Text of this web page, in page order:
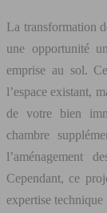
La transformation
une opportunité
emprise au sol.
l’espace existant,
de votre bien
chambre
l’aménagement
Cependant, ce
expertise